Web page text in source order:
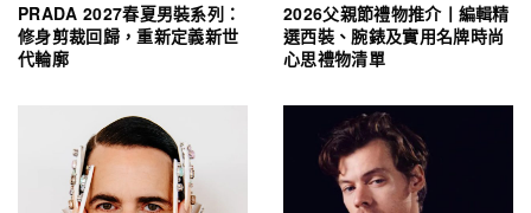
PRADA 2027春夏男裝系列：
修身剪裁回歸，重新定義新世
代輪廓
2026父親節禮物推介丨編輯精
選西裝、腕錶及實用名牌時尚
心思禮物清單